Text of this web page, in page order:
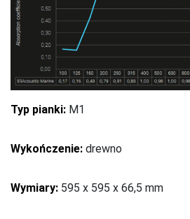
Typ pianki: M1
Wykończenie: drewno
Wymiary: 595 x 595 x 66,5 mm